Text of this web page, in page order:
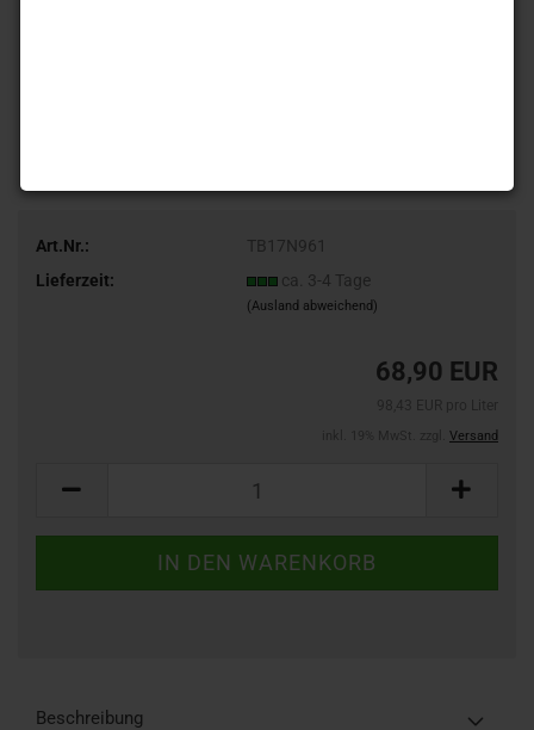
Art.Nr.:
TB17N961
Lieferzeit:
ca. 3-4 Tage
(Ausland abweichend)
68,90 EUR
Versand
Beschreibung